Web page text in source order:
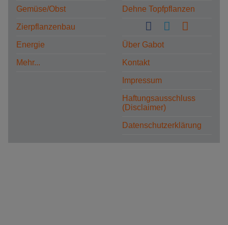
Gemüse/Obst
Zierpflanzenbau
Energie
Mehr...
Dehne Topfpflanzen
Über Gabot
Kontakt
Impressum
Haftungsausschluss
(Disclaimer)
Datenschutzerklärung